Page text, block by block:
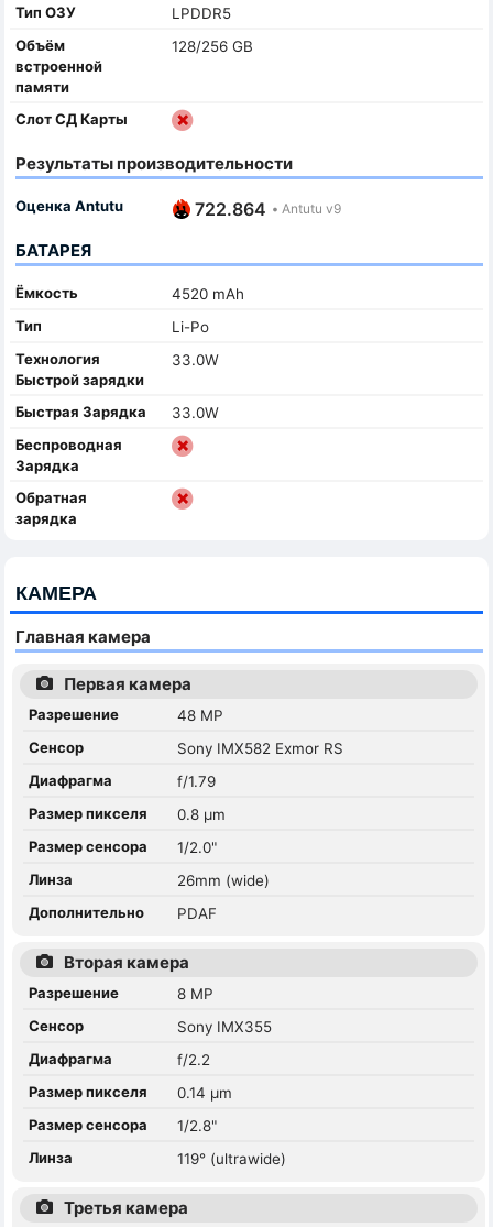
Тип ОЗУ
LPDDR5
Объём
встроенной
памяти
128/256 GB
Слот СД Карты
Результаты производительности
Оценка Antutu 722.864 • Antutu v9
БАТАРЕЯ
Ёмкость
4520 mAh
Тип
Li-Po
Технология
Быстрой зарядки
33.0W
Быстрая Зарядка
33.0W
Беспроводная
Зарядка
Обратная
зарядка
КАМЕРА
Главная камера
Первая камера
Разрешение
48 MP
Сенсор
Sony IMX582 Exmor RS
Диафрагма
f/1.79
Размер пикселя
0.8 µm
Размер сенсора
1/2.0"
Линза
26mm (wide)
Дополнительно
PDAF
Вторая камера
Разрешение
8 MP
Сенсор
Sony IMX355
Диафрагма
f/2.2
Размер пикселя
0.14 µm
Размер сенсора
1/2.8"
Линза
119° (ultrawide)
Третья камера